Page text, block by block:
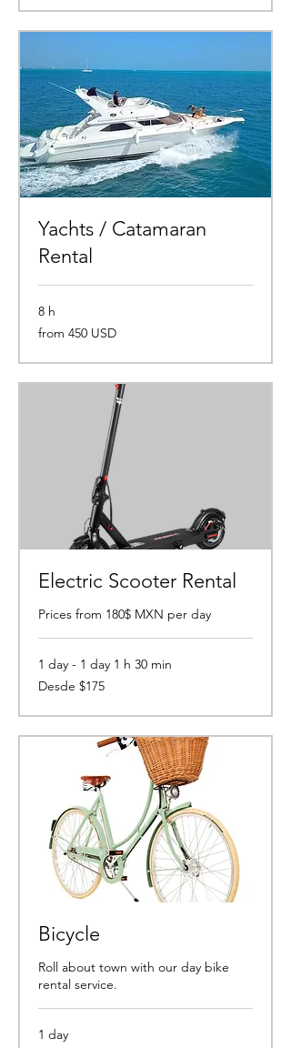
Yachts / Catamaran
Rental
8 h
from
450
from 450 USD
Electric Scooter Rental
Prices from 180$ MXN per day
1 day - 1 day 1 h 30 min
Desde
175
Desde $175
Bicycle
Roll about town with our day bike
rental service.
1 day